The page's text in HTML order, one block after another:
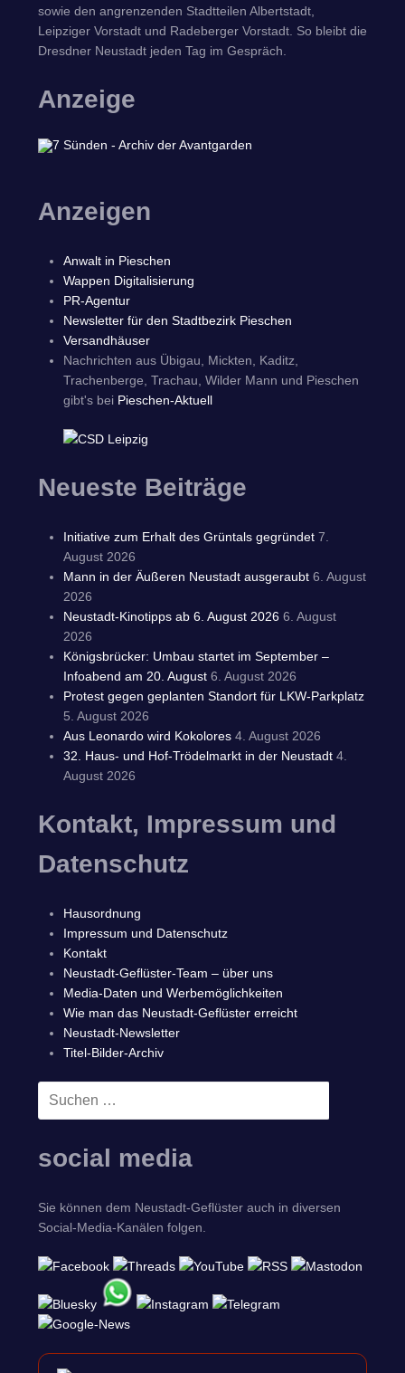
sowie den angrenzenden Stadtteilen Albertstadt,
Leipziger Vorstadt und Radeberger Vorstadt. So bleibt die
Dresdner Neustadt jeden Tag im Gespräch.
Anzeige
Anzeigen
Anwalt in Pieschen
Wappen Digitalisierung
PR-Agentur
Newsletter für den Stadtbezirk Pieschen
Versandhäuser
Nachrichten aus Übigau, Mickten, Kaditz,
Trachenberge, Trachau, Wilder Mann und Pieschen
gibt's bei Pieschen-Aktuell
Neueste Beiträge
Initiative zum Erhalt des Grüntals gegründet 7.
August 2026
Mann in der Äußeren Neustadt ausgeraubt 6. August
2026
Neustadt-Kinotipps ab 6. August 2026 6. August
2026
Königsbrücker: Umbau startet im September –
Infoabend am 20. August 6. August 2026
Protest gegen geplanten Standort für LKW-Parkplatz
5. August 2026
Aus Leonardo wird Kokolores 4. August 2026
32. Haus- und Hof-Trödelmarkt in der Neustadt 4.
August 2026
Kontakt, Impressum und
Datenschutz
Hausordnung
Impressum und Datenschutz
Kontakt
Neustadt-Geflüster-Team – über uns
Media-Daten und Werbemöglichkeiten
Wie man das Neustadt-Geflüster erreicht
Neustadt-Newsletter
Titel-Bilder-Archiv
Suchen
social media
Sie können dem Neustadt-Geflüster auch in diversen
Social-Media-Kanälen folgen.